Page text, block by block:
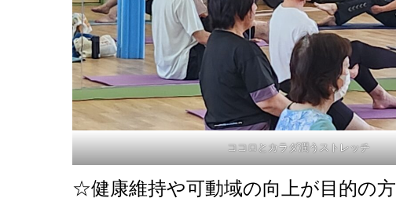
ココロとカラダ潤うストレッチ
☆健康維持や可動域の向上が目的の方